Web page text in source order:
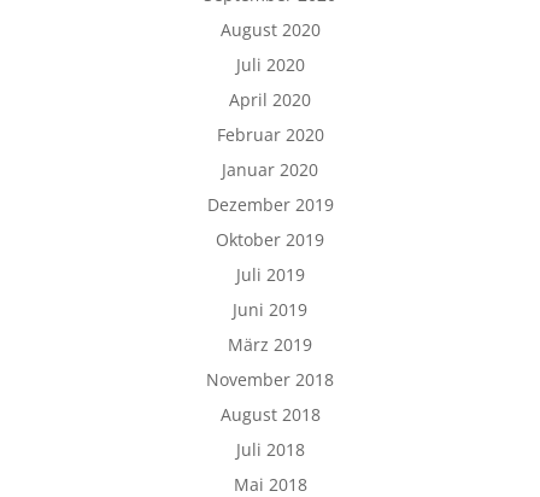
August 2020
Juli 2020
April 2020
Februar 2020
Januar 2020
Dezember 2019
Oktober 2019
Juli 2019
Juni 2019
März 2019
November 2018
August 2018
Juli 2018
Mai 2018